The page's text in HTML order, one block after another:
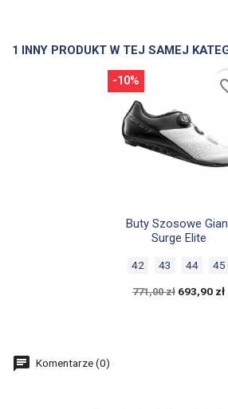
1 INNY PRODUKT W TEJ SAMEJ
Szybki podgląd
Buty Szosowe
Surge Elite
42 43 44 45
771,00 zł 693,90 zł
-10%
Komentarze (0)